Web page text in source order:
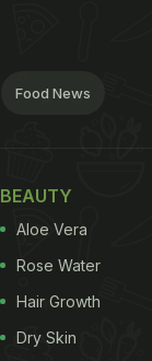
Food News
BEAUTY
Aloe Vera
Rose Water
Hair Growth
Dry Skin